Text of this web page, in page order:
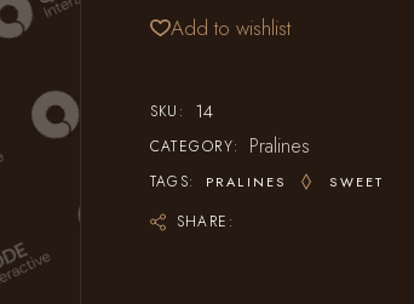
Add to wishlist
SKU: 14
CATEGORY: Pralines
TAGS: PRALINES SWEET
SHARE: